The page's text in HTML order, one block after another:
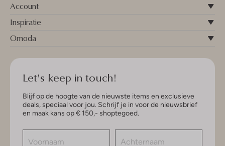
Account
Inspiratie
Omoda
Let's keep in touch!
Blijf op de hoogte van de nieuwste items en exclusieve
deals, speciaal voor jou. Schrijf je in voor de nieuwsbrief
en maak kans op € 150,- shoptegoed.